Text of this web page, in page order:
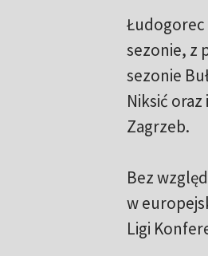
Łudogorec
sezonie, z
sezonie
Niksić
Zagrzeb.
Bez
w
Ligi